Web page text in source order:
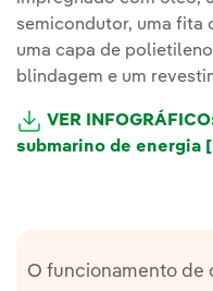
semicondutor, uma fita
uma capa de
blindagem e um
VER
submarino de energia
O funcionamento de